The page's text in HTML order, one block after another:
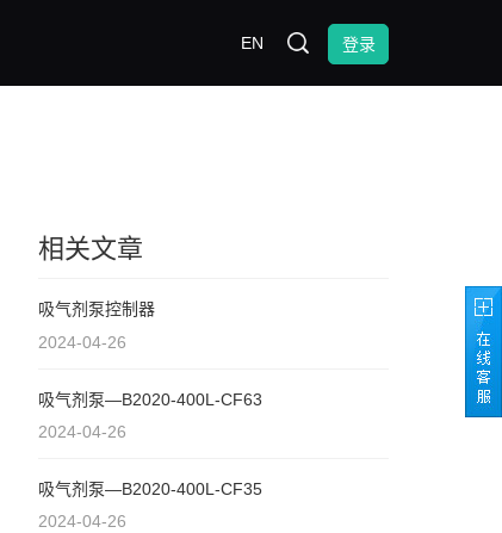
EN 登录
相关文章
吸气剂泵控制器
2024-04-26
吸气剂泵—B2020-400L-CF63
2024-04-26
吸气剂泵—B2020-400L-CF35
2024-04-26